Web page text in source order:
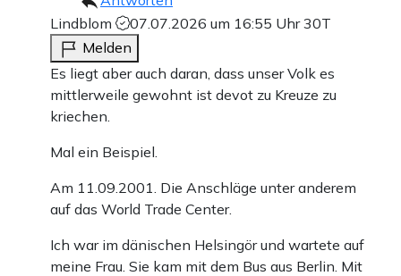
Lindblom
07.07.2026 um 16:55 Uhr30T
Melden
Es liegt aber auch daran, dass unser Volk es
mittlerweile gewohnt ist devot zu Kreuze zu
kriechen.
Mal ein Beispiel.
Am 11.09.2001. Die Anschläge unter anderem
auf das World Trade Center.
Ich war im dänischen Helsingör und wartete auf
meine Frau. Sie kam mit dem Bus aus Berlin. Mit